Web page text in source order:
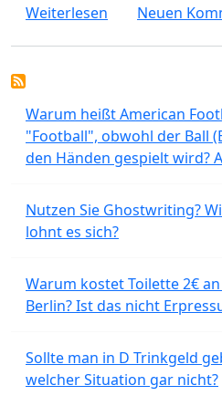
Weiterlesen über Wegen
Neuen
Warum heißt American
"Football", obwohl der Ball
den Händen gespielt wird?
Nutzen Sie Ghostwriting?
lohnt es sich?
Warum kostet Toilette 2€
Berlin? Ist das nicht
Sollte man in D Trinkgeld
welcher Situation gar nicht?